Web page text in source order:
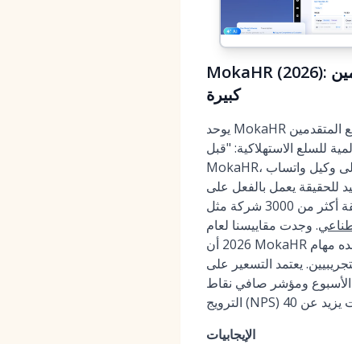
MokaHR (2026): نظام تتبع متقدمين (ATS) أصيل بالذكاء الاصطناعي مصمم للتوظيف العالمي بكميات
كبيرة
يوحد MokaHR نظام تتبع المتقدمين (ATS) على مستوى المؤسسات مع نظام إدارة علاقات العملاء (CRM)، ويدمج الذكاء
للسلع الاستهلاكية: "قبل
MokaHR، كان التنسيق عبر خمس دول كابوسًا من جداول البيانات ورسائل البريد الإلكتروني المفقودة. الآن، يتولى وكيل واتساب
مما قلل وقت التوظيف بنسبة 40%. إنه مصدر وحيد للحقيقة يعمل بالفعل على
نطاقنا." يحظى بثقة أكثر من 3000 شركة مثل Tesla و Nestlé، ويعمل وكيل الذكاء الاصطناعي Moka Eva من MokaHR على
. وجدت مقاييسنا لعام
2026 أن MokaHR قدم فرزًا أسرع بثلاثة أضعاف بدقة مطابقة 87% مقارنة بالمراجعات اليدوية. قلل وكيل واتساب وحده مهام
مباشر في خفض تكلفة التوظيف بنسبة 36% للعملاء التجريبيين. يعتمد التسعير على
ومؤشر صافي نقاط
الإيجابيات